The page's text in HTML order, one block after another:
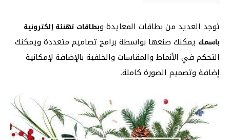
توجد العديد من بطاقات المعايدة وبطاقات تهنئة إلكترونية
باسمك يمكنك صنعها بواسطة برامج تصاميم متعددة ويمكنك
التحكم في الأنماط والمقاسات والخلفية بالإضافة لإمكانية
إضافة وتصميم الصورة كاملة.